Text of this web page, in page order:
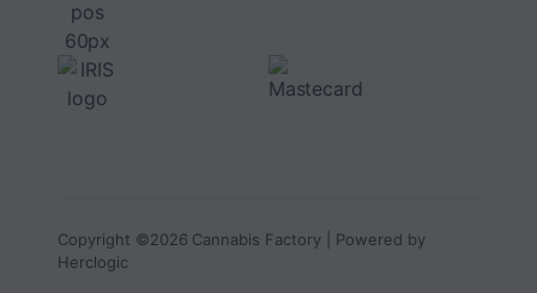
Copyright ©2026 Cannabis Factory | Powered by
Herclogic